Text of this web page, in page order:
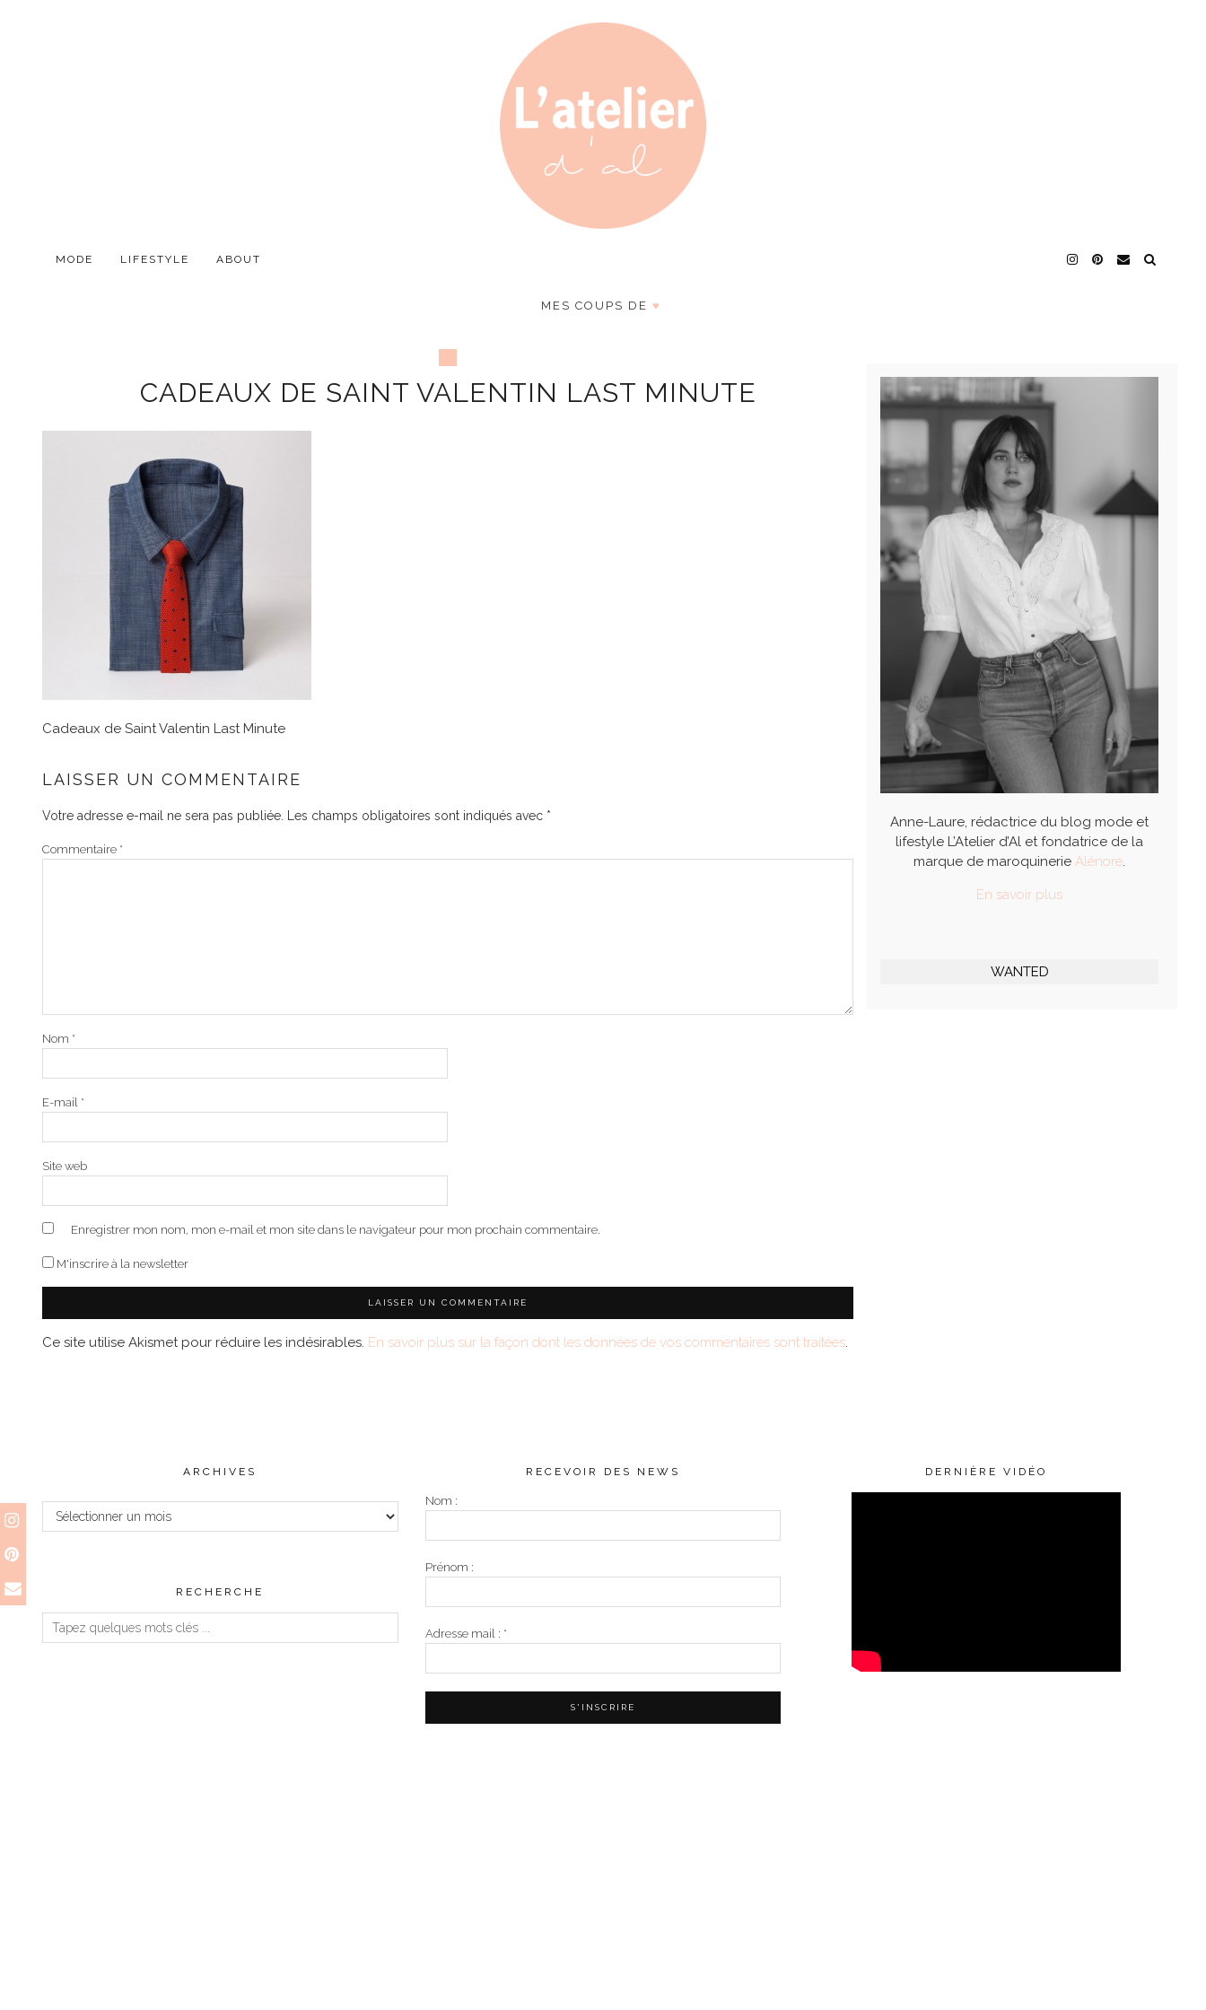
MODE LIFESTYLE ABOUT
MES COUPS DE ♥
CADEAUX DE SAINT VALENTIN LAST MINUTE
Cadeaux de Saint Valentin Last Minute
LAISSER UN COMMENTAIRE
Votre adresse e-mail ne sera pas publiée. Les champs obligatoires sont indiqués avec *
Commentaire *
Nom *
E-mail *
Site web
Enregistrer mon nom, mon e-mail et mon site dans le navigateur pour mon prochain commentaire.
M'inscrire à la newsletter
Ce site utilise Akismet pour réduire les indésirables. En savoir plus sur la façon dont les données de vos commentaires sont traitées.
Anne-Laure, rédactrice du blog mode et
lifestyle L’Atelier d’Al et fondatrice de la
marque de maroquinerieAlénore.
En savoir plus
WANTED
ARCHIVES
Archives
RECHERCHE
RECEVOIR DES NEWS
Nom :
Prénom :
Adresse mail : *
DERNIÈRE VIDÉO